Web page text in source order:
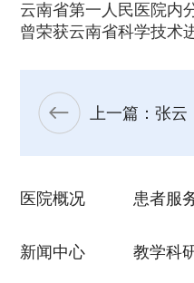
云南省第一人民医院内
曾荣获云南省科学技术
上一篇：张云
医院概况 患者服
新闻中心 教学科